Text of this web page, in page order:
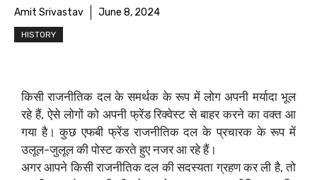
Amit Srivastav June 8, 2024
HISTORY
किसी राजनीतिक दल के समर्थक के रूप में लोग अपनी मर्यादा भूल
रहे हैं, ऐसे लोगों को अपनी फ्रेंड रिक्वेस्ट से बाहर करने का वक्त आ
गया है। ‌कुछ एफबी फ्रेंड राजनीतिक दल के प्रचारक के रूप में
उलूल-जुलूल की पोस्ट करते हुए नजर आ रहे हैं।
अगर आपने किसी राजनीतिक दल की सदस्यता ग्रहण कर ली है, तो